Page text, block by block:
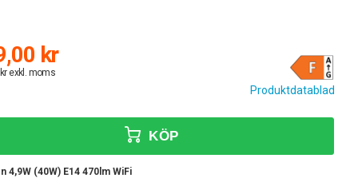
Produktdatablad
kr
exkl. moms
4,9W (40W) E14 470lm WiFi
KÖP